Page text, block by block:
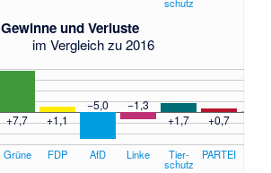
Gewinne und Verluste
im Vergleich zu 2016
+7,7
+1,1
−5,0
−1,3
+1,7
+0,7
Grüne FDP AfD Linke Tier­
schutz
PARTEI